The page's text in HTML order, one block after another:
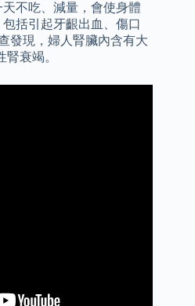
不吃、減量，會使身體
括引起牙齦出血、傷口
發現，婦人腎臟內含有大
衰竭。